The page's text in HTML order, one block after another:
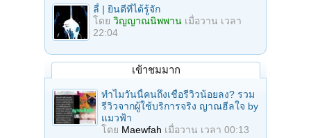
ลี้ | ยินดีที่ได้รู้จัก
โดย วิญญาณนิพพาน เมื่อวาน เวลา
22:04
เข้าชมมาก
ทำไมวันนี้คนถึงเชื่อรีวิวน้อยลง? รวม
รีวิวจากผู้ใช้บริการจริง ญาณฮีลใจ by
แมวฟ้า
โดย Maewfah เมื่อวาน เวลา 00:13